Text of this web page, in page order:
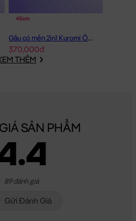
45cm
Gấu có mền 2in1 Kuromi Ôm Dâu
370,000đ
THÊM
SẢN PHẨM
89 đánh giá
Gửi Đánh Giá